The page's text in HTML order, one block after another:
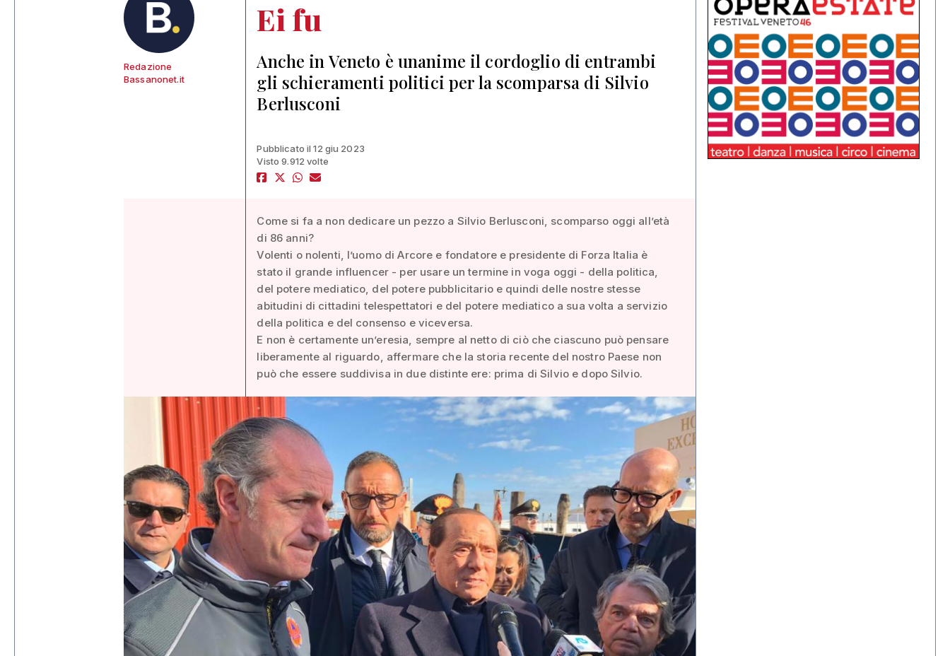
Redazione
Bassanonet.it
Ei fu
Anche in Veneto è unanime il cordoglio di entrambi
gli schieramenti politici per la scomparsa di Silvio
Berlusconi
Pubblicato il 12 giu 2023
Visto 9.912 volte
Come si fa a non dedicare un pezzo a Silvio Berlusconi, scomparso oggi all’età
di 86 anni?
Volenti o nolenti, l’uomo di Arcore e fondatore e presidente di Forza Italia è
stato il grande influencer - per usare un termine in voga oggi - della politica,
del potere mediatico, del potere pubblicitario e quindi delle nostre stesse
abitudini di cittadini telespettatori e del potere mediatico a sua volta a servizio
della politica e del consenso e viceversa.
E non è certamente un’eresia, sempre al netto di ciò che ciascuno può pensare
liberamente al riguardo, affermare che la storia recente del nostro Paese non
può che essere suddivisa in due distinte ere: prima di Silvio e dopo Silvio.